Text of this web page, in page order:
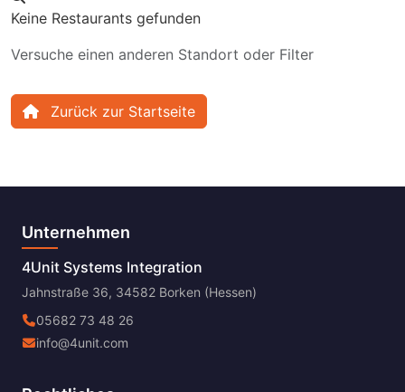
Keine Restaurants gefunden
Versuche einen anderen Standort oder Filter
Zurück zur Startseite
Unternehmen
4Unit Systems Integration
Jahnstraße 36, 34582 Borken (Hessen)
05682 73 48 26
info@4unit.com